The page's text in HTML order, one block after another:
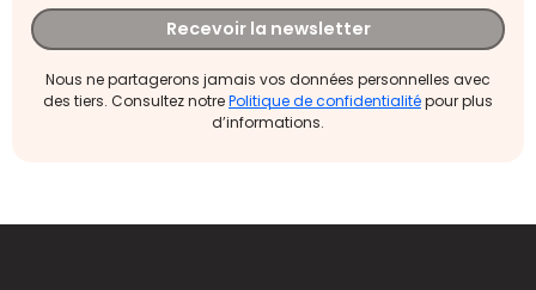
Recevoir la newsletter
Nous ne partagerons jamais vos données personnelles avec
des tiers. Consultez notrePolitique de confidentialitépour plus
d’informations.